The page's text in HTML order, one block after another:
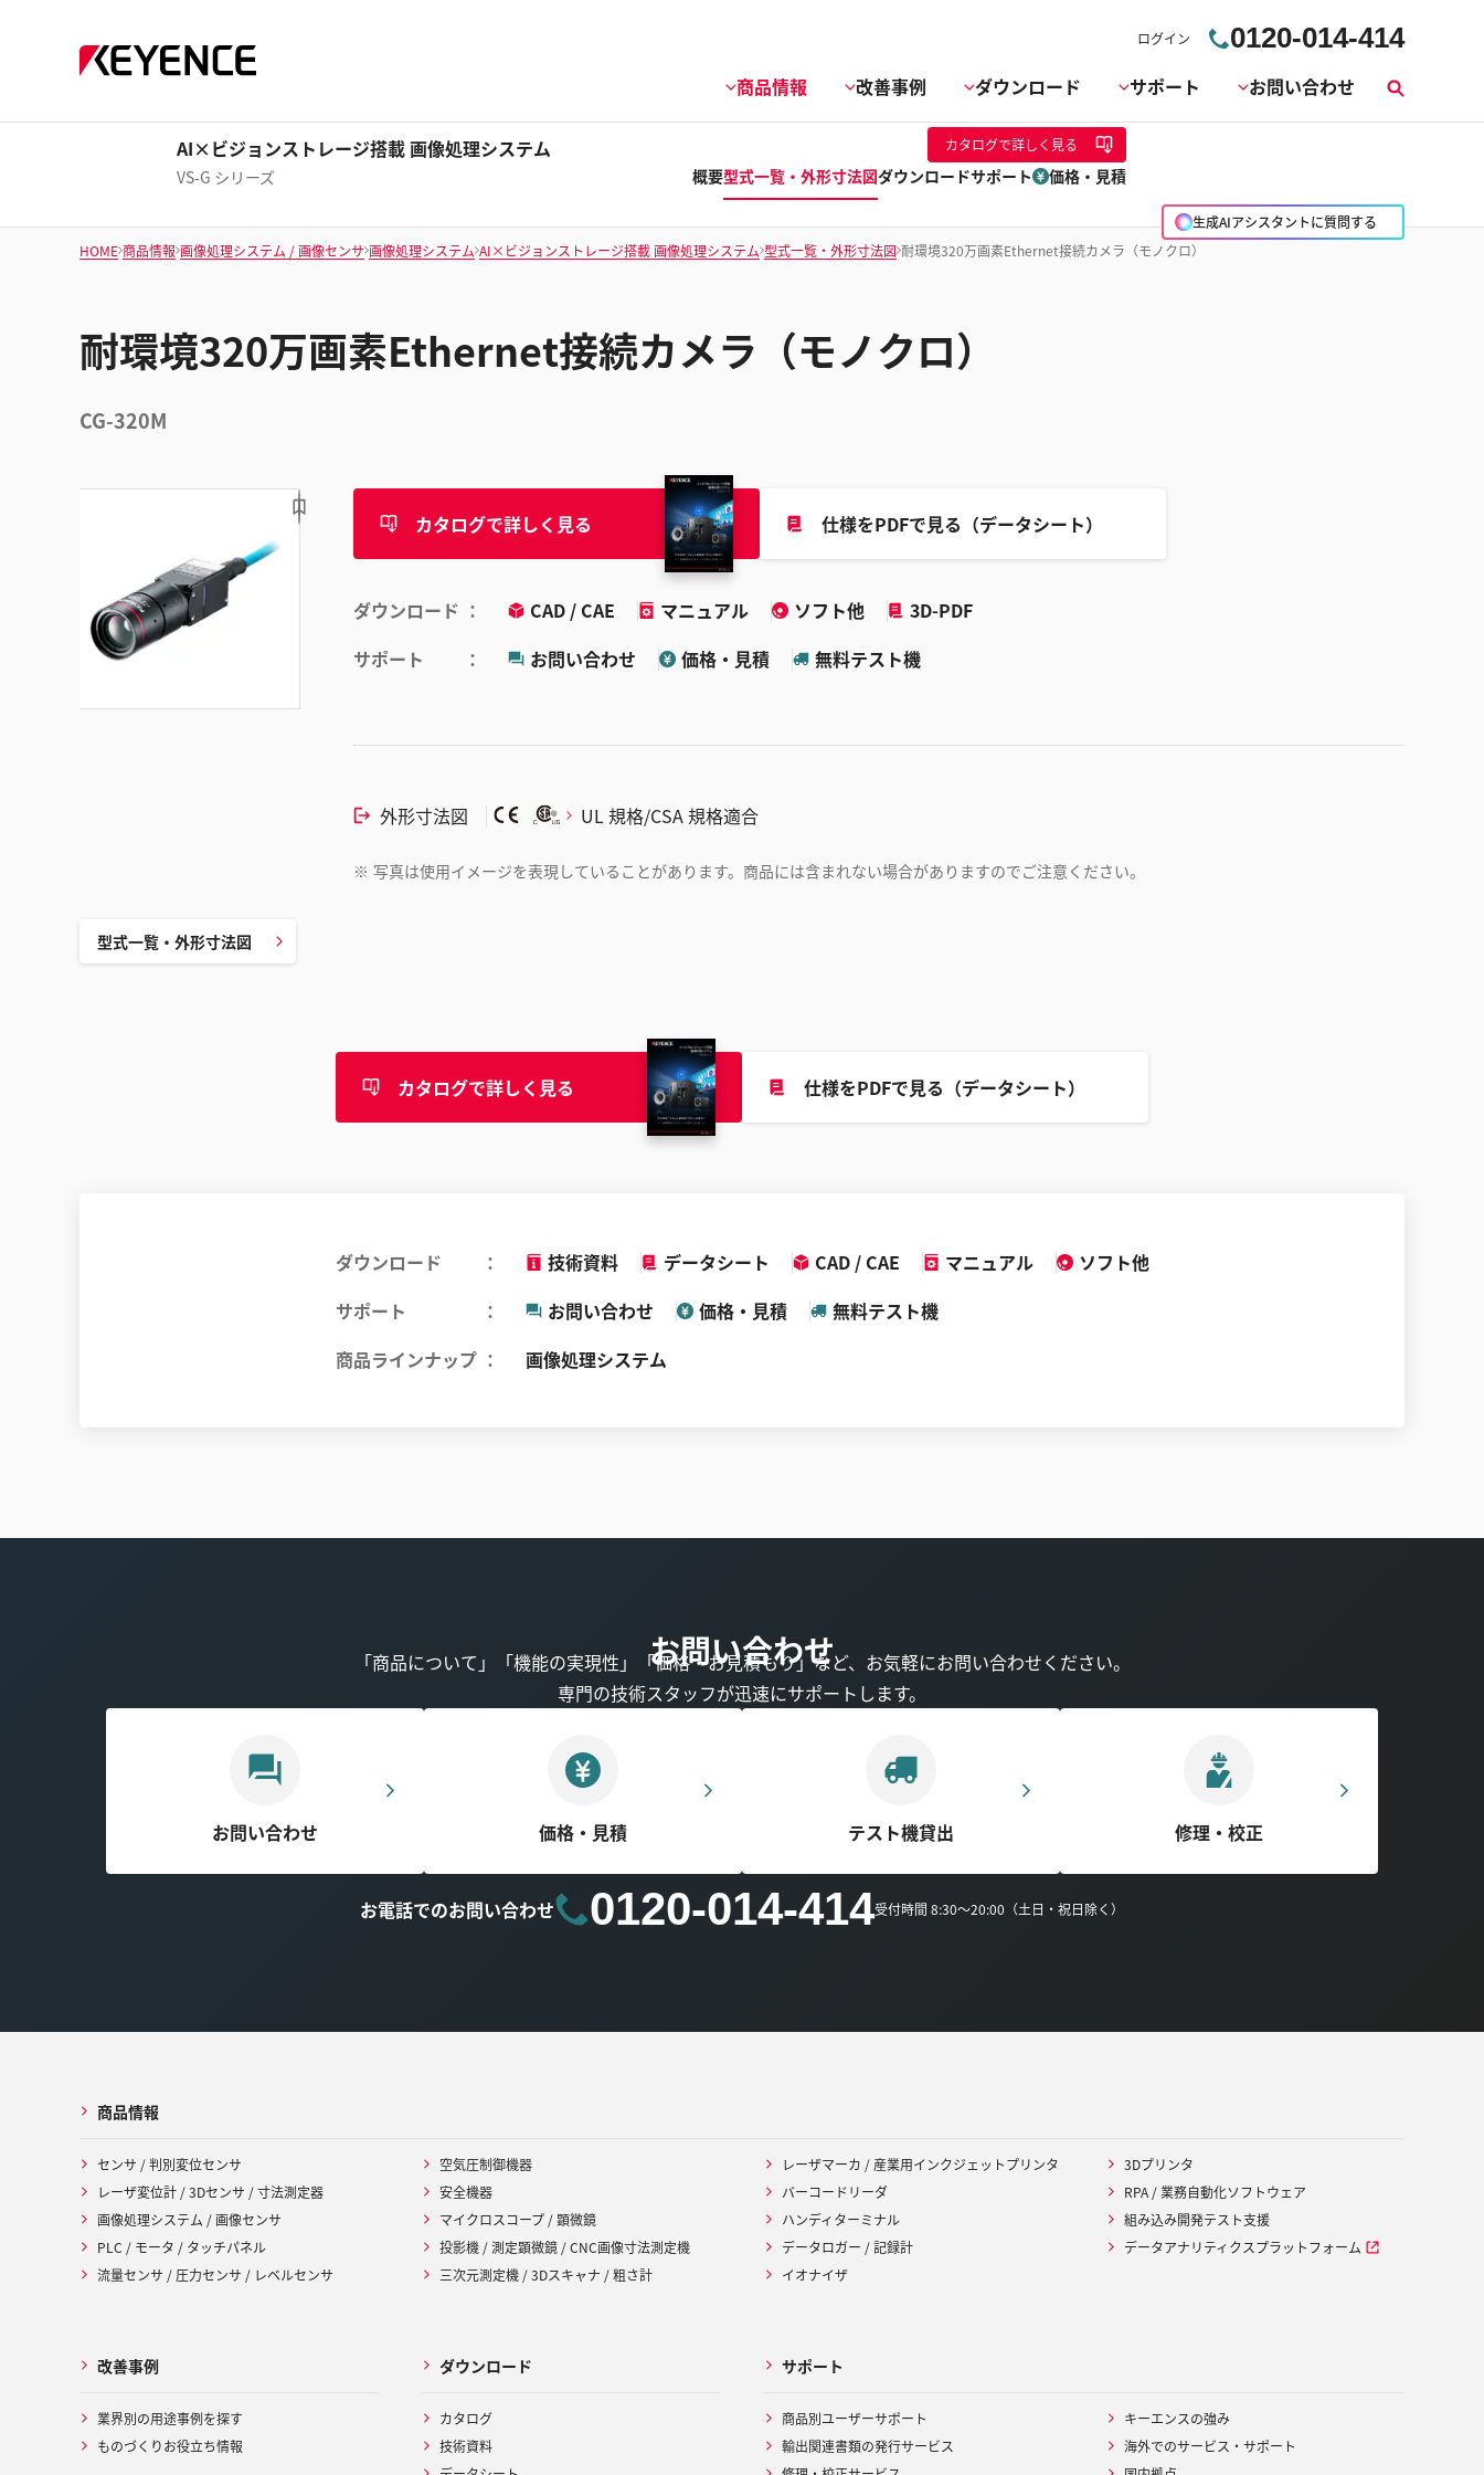
ログイン 0120-014-414
商品情報 改善事例 ダウンロード サポート お問い合わせ
索
AI×ビジョンストレージ搭載 画像処理システム
VS-G シリーズ
生成AIアシスタントに質問する
カタログで詳しく見る
概要型式一覧・外形寸法図ダウンロードサポート 価格・見積
HOME 商品情報 画像処理システム / 画像センサ 画像処理システム AI×ビジョンストレージ搭載 画像処理システム 型式一覧・外形寸法図 耐環境320万画素Ethernet接続カメラ（モノクロ）
耐環境320万画素Ethernet接続カメラ（モノクロ）
CG-320M
カタログで詳しく見る 仕様をPDFで見る（データシート）
ダウンロード CAD / CAE マニュアル ソフト他
3D-PDF
サポート
お問い合わせ 価格・見積 無料テスト機
外形寸法図 UL 規格/CSA 規格適合
※ 写真は使用イメージを表現していることがあります。商品には含まれない場合がありますのでご注意ください。
型式一覧・外形寸法図
カタログで詳しく見る 仕様をPDFで見る（データシート）
ダウンロード 技術資料 データシート CAD / CAE マニュアル
ソフト他
サポート
お問い合わせ 価格・見積
無料テスト機
商品ラインナップ
画像処理システム
お問い合わせ
「商品について」「機能の実現性」「価格・お見積もり」など、お気軽にお問い合わせください。
専門の技術スタッフが迅速にサポートします。
お問い合わせ 価格・見積 テスト機貸出 修理・校正
お電話でのお問い合わせ 0120-014-414受付時間 8:30～20:00（土日・祝日除く）
商品情報
センサ / 判別変位センサ
レーザ変位計 / 3Dセンサ / 寸法測定器
画像処理システム / 画像センサ
PLC / モータ / タッチパネル
流量センサ / 圧力センサ / レベルセンサ
空気圧制御機器
安全機器
マイクロスコープ / 顕微鏡
投影機 / 測定顕微鏡 / CNC画像寸法測定機
三次元測定機 / 3Dスキャナ / 粗さ計
レーザマーカ / 産業用インクジェットプリンタ
バーコードリーダ
ハンディターミナル
データロガー / 記録計
イオナイザ
3Dプリンタ
RPA / 業務自動化ソフトウェア
組み込み開発テスト支援
データアナリティクスプラットフォーム
改善事例
業界別の用途事例を探す
ものづくりお役立ち情報
ダウンロード
カタログ
技術資料
サポート
商品別ユーザーサポート
輸出関連書類の発行サービス
キーエンスの強み
海外でのサービス・サポート